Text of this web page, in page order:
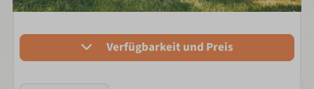
Verfügbarkeit und Preis